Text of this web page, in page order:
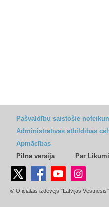
Pašvaldību saistošie
Administratīvās atbildības
Apmācības
Pilnā versija
Par
© Oficiālais izdevējs "Latvijas Vēstnesis"